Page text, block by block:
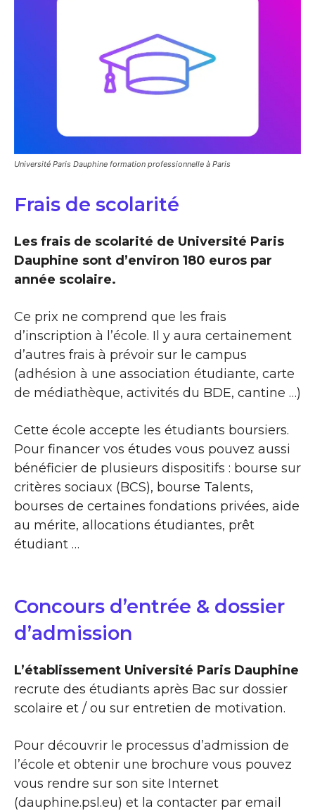
Université Paris Dauphine formation professionnelle à Paris
Frais de scolarité
Les frais de scolarité de Université Paris
Dauphine sont d’environ 180 euros par
année scolaire.
Ce prix ne comprend que les frais
d’inscription à l’école. Il y aura certainement
d’autres frais à prévoir sur le campus
(adhésion à une association étudiante, carte
de médiathèque, activités du BDE, cantine …)
Cette école accepte les étudiants boursiers.
Pour financer vos études vous pouvez aussi
bénéficier de plusieurs dispositifs : bourse sur
critères sociaux (BCS), bourse Talents,
bourses de certaines fondations privées, aide
au mérite, allocations étudiantes, prêt
étudiant …
Concours d’entrée & dossier
d’admission
L’établissement Université Paris Dauphine
recrute des étudiants après Bac sur dossier
scolaire et / ou sur entretien de motivation.
Pour découvrir le processus d’admission de
l’école et obtenir une brochure vous pouvez
vous rendre sur son site Internet
(dauphine.psl.eu) et la contacter par email